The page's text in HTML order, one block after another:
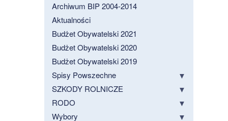
Archiwum BIP 2004-2014
Aktualności
Budżet Obywatelski 2021
Budżet Obywatelski 2020
Budżet Obywatelski 2019
Spisy Powszechne
SZKODY ROLNICZE
RODO
Wybory